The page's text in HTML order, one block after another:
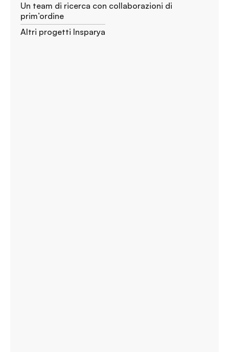
Un team di ricerca con collaborazioni di
prim’ordine
Altri progetti Insparya